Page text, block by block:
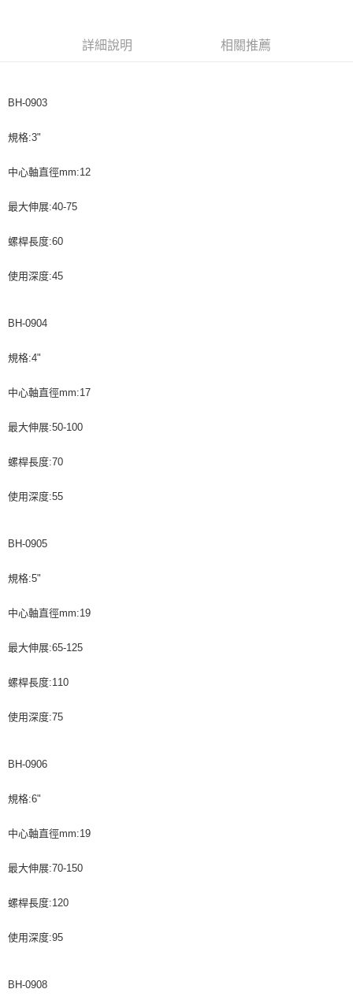
7-11取貨付款
每筆NT$60，滿NT$599(含以上)免運費
宅配
詳細說明 相關推薦
BH-0903
規格:3"
中心軸直徑mm:12
最大伸展:40-75
螺桿長度:60
使用深度:45
BH-0904
規格:4"
中心軸直徑mm:17
最大伸展:50-100
螺桿長度:70
使用深度:55
BH-0905
規格:5"
中心軸直徑mm:19
最大伸展:65-125
螺桿長度:110
使用深度:75
BH-0906
規格:6"
中心軸直徑mm:19
最大伸展:70-150
螺桿長度:120
使用深度:95
BH-0908